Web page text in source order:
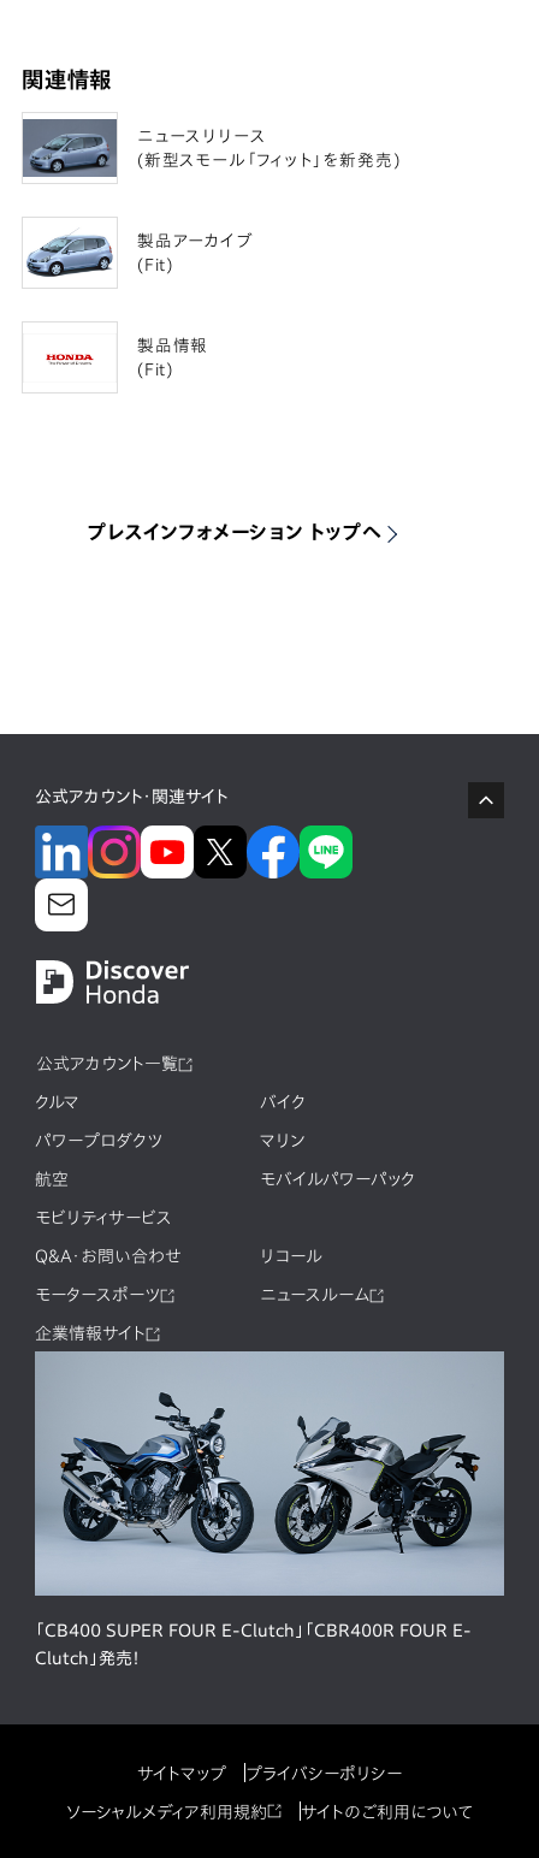
関連情報
ニュースリリース
(新型スモール「フィット」を新発売)
製品アーカイブ
(Fit)
製品情報
(Fit)
プレスインフォメーション トップへ
公式アカウント・関連サイト
公式アカウント一覧
クルマ バイク
パワープロダクツ マリン
航空 モバイルパワーパック
モビリティサービス
Q&A・お問い合わせ リコール
モータースポーツ ニュースルーム
企業情報サイト
「CB400 SUPER FOUR E-Clutch」「CBR400R FOUR E-
Clutch」発売！
サイトマップ プライバシーポリシー
ソーシャルメディア利用規約 サイトのご利用について